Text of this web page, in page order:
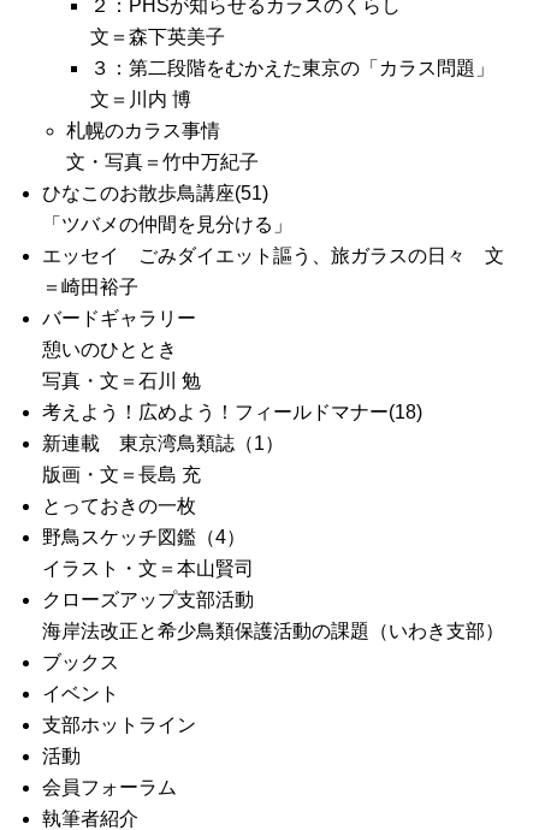
２：PHSが知らせるカラスのくらし
文＝森下英美子
３：第二段階をむかえた東京の「カラス問題」
文＝川内 博
札幌のカラス事情
文・写真＝竹中万紀子
ひなこのお散歩鳥講座(51)
「ツバメの仲間を見分ける」
エッセイ ごみダイエット謳う、旅ガラスの日々 文
＝崎田裕子
バードギャラリー
憩いのひととき
写真・文＝石川 勉
考えよう！広めよう！フィールドマナー(18)
新連載 東京湾鳥類誌（1）
版画・文＝長島 充
とっておきの一枚
野鳥スケッチ図鑑（4）
イラスト・文＝本山賢司
クローズアップ支部活動
海岸法改正と希少鳥類保護活動の課題（いわき支部）
ブックス
イベント
支部ホットライン
活動
会員フォーラム
執筆者紹介